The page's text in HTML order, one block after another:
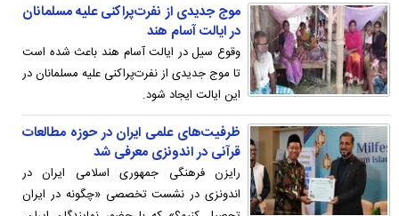
موج جدیدی از نفرت‌پراکنی علیه مسلمانان
در ایالت آسام هند
وقوع سیل در ایالت آسام هند باعث شده است
تا موج جدیدی از نفرت‌پراکنی علیه مسلمانان در
این ایالت ایجاد شود.
ظرفیت‌های علمی ایران در حوزه مطالعات
قرآنی در اندونزی معرفی شد
رایزن فرهنگی جمهوری اسلامی ایران در
اندونزی در نشست تخصصی «چگونه در ایران